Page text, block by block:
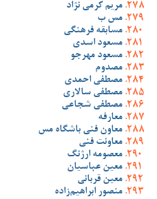
مریم کرمی نژاد
مس ب
مسابقه فرهنگی
مسعود اسدی
مسعود مهرجو
مصدوم
مصطفی احمدی
مصطفی سالاری
مصطفی شجاعی
معارفه
معاون فنی باشگاه مس
معاونت فنی
معصومه ارژنگ
معین عباسیان
معین قربانی
منصور ابراهیم‌زاده